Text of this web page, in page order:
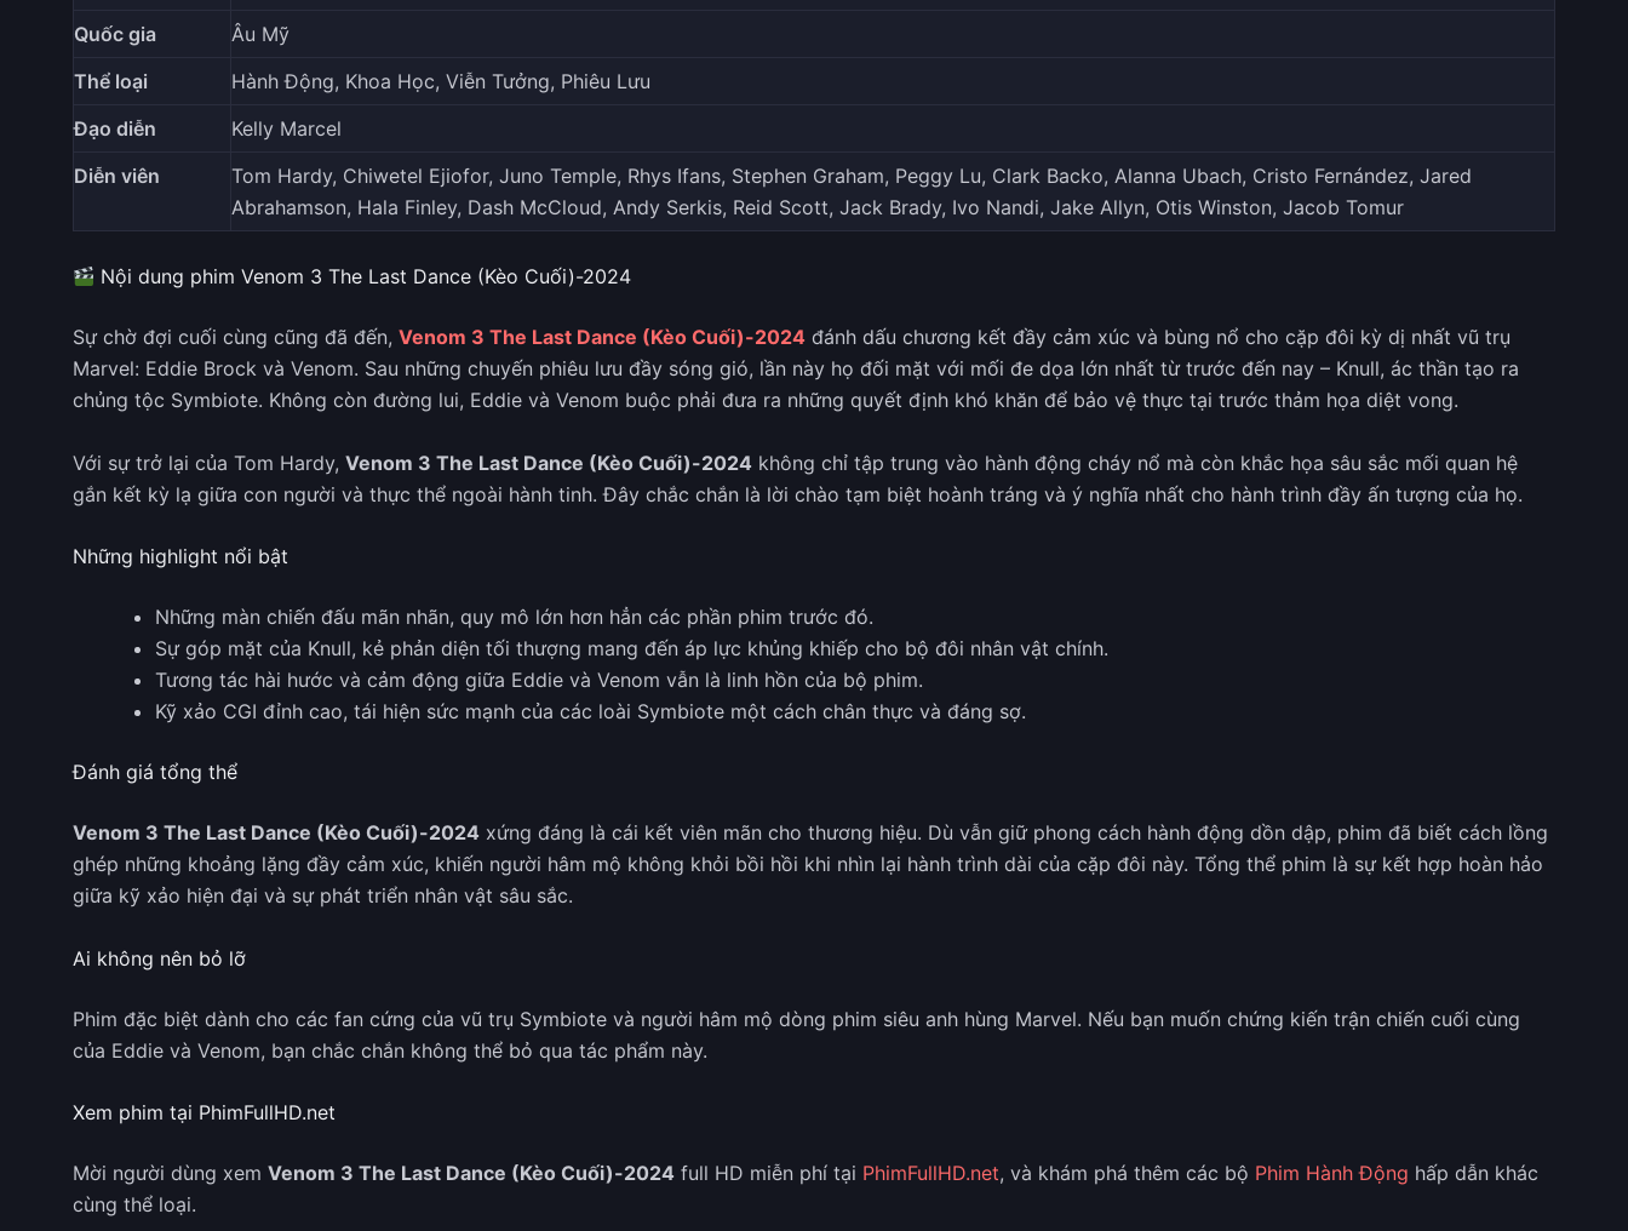
Quốc gia
Âu Mỹ
Thể loại
Hành Động, Khoa Học, Viễn Tưởng, Phiêu Lưu
Đạo diễn
Kelly Marcel
Diễn viên
Tom Hardy, Chiwetel Ejiofor, Juno Temple, Rhys Ifans, Stephen Graham, Peggy Lu, Clark Backo, Alanna Ubach, Cristo Fernández, Jared
Abrahamson, Hala Finley, Dash McCloud, Andy Serkis, Reid Scott, Jack Brady, Ivo Nandi, Jake Allyn, Otis Winston, Jacob Tomur
Nội dung phim Venom 3 The Last Dance (Kèo Cuối)-2024
Sự chờ đợi cuối cùng cũng đã đến, Venom 3 The Last Dance (Kèo Cuối)-2024 đánh dấu chương kết đầy cảm xúc và bùng nổ cho cặp đôi kỳ dị nhất vũ trụ
Marvel: Eddie Brock và Venom. Sau những chuyến phiêu lưu đầy sóng gió, lần này họ đối mặt với mối đe dọa lớn nhất từ trước đến nay – Knull, ác thần tạo ra
chủng tộc Symbiote. Không còn đường lui, Eddie và Venom buộc phải đưa ra những quyết định khó khăn để bảo vệ thực tại trước thảm họa diệt vong.
Với sự trở lại của Tom Hardy, Venom 3 The Last Dance (Kèo Cuối)-2024 không chỉ tập trung vào hành động cháy nổ mà còn khắc họa sâu sắc mối quan hệ
gắn kết kỳ lạ giữa con người và thực thể ngoài hành tinh. Đây chắc chắn là lời chào tạm biệt hoành tráng và ý nghĩa nhất cho hành trình đầy ấn tượng của họ.
Những highlight nổi bật
Những màn chiến đấu mãn nhãn, quy mô lớn hơn hẳn các phần phim trước đó.
Sự góp mặt của Knull, kẻ phản diện tối thượng mang đến áp lực khủng khiếp cho bộ đôi nhân vật chính.
Tương tác hài hước và cảm động giữa Eddie và Venom vẫn là linh hồn của bộ phim.
Kỹ xảo CGI đỉnh cao, tái hiện sức mạnh của các loài Symbiote một cách chân thực và đáng sợ.
Đánh giá tổng thể
Venom 3 The Last Dance (Kèo Cuối)-2024 xứng đáng là cái kết viên mãn cho thương hiệu. Dù vẫn giữ phong cách hành động dồn dập, phim đã biết cách lồng
ghép những khoảng lặng đầy cảm xúc, khiến người hâm mộ không khỏi bồi hồi khi nhìn lại hành trình dài của cặp đôi này. Tổng thể phim là sự kết hợp hoàn hảo
giữa kỹ xảo hiện đại và sự phát triển nhân vật sâu sắc.
Ai không nên bỏ lỡ
Phim đặc biệt dành cho các fan cứng của vũ trụ Symbiote và người hâm mộ dòng phim siêu anh hùng Marvel. Nếu bạn muốn chứng kiến trận chiến cuối cùng
của Eddie và Venom, bạn chắc chắn không thể bỏ qua tác phẩm này.
Xem phim tại PhimFullHD.net
Mời người dùng xem Venom 3 The Last Dance (Kèo Cuối)-2024 full HD miễn phí tại PhimFullHD.net, và khám phá thêm các bộ Phim Hành Động hấp dẫn khác
cùng thể loại.